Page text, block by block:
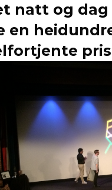
natt og
en